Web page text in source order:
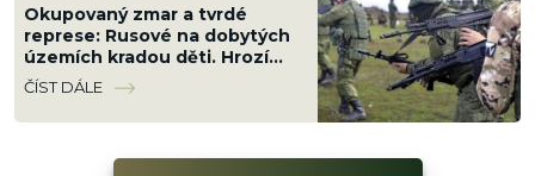
Okupovaný zmar a tvrdé
represe: Rusové na dobytých
územích kradou děti. Hrozí
kolaps dodávek elektřiny i
vody
ČÍST DÁLE